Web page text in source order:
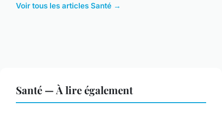
Voir tous les articles Santé →
Santé — À lire également